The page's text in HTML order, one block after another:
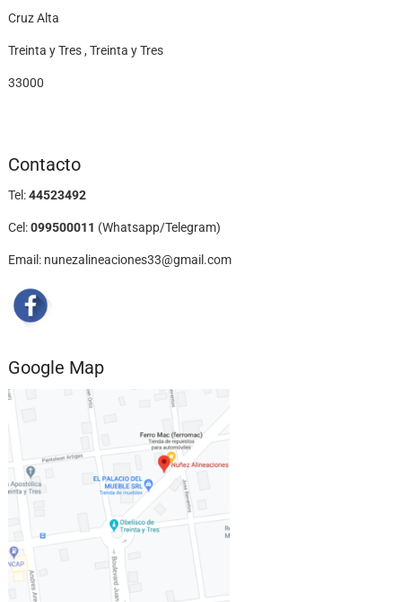
Cruz Alta
Treinta y Tres , Treinta y Tres
33000
Contacto
Tel:44523492
Cel:099500011 (Whatsapp/Telegram)
Email: nunezalineaciones33@gmail.com
Google Map